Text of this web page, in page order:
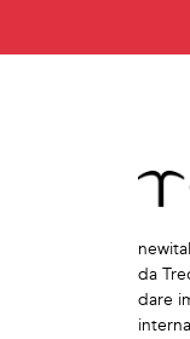
da
dare